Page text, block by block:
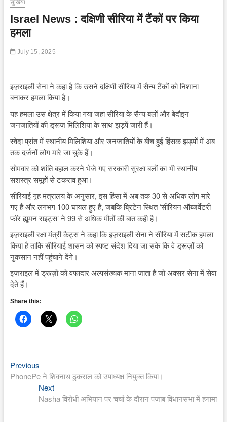
सुर्खियां
Israel News : दक्षिणी सीरिया में टैंकों पर किया
हमला
July 15, 2025
इज़राइली सेना ने कहा है कि उसने दक्षिणी सीरिया में सैन्य टैंकों को निशाना
बनाकर हमला किया है।
यह हमला उस क्षेत्र में किया गया जहां सीरिया के सैन्य बलों और बेदौइन
जनजातियों की ड्रूज़ मिलिशिया के साथ झड़पें जारी हैं।
स्वेदा प्रांत में स्थानीय मिलिशिया और जनजातियों के बीच हुई हिंसक झड़पों में अब
तक दर्जनों लोग मारे जा चुके हैं।
सोमवार को शांति बहाल करने भेजे गए सरकारी सुरक्षा बलों का भी स्थानीय
सशस्त्र समूहों से टकराव हुआ।
सीरियाई गृह मंत्रालय के अनुसार, इस हिंसा में अब तक 30 से अधिक लोग मारे
गए हैं और लगभग 100 घायल हुए हैं, जबकि ब्रिटेन स्थित ‘सीरियन ऑब्जर्वेटरी
फॉर ह्यूमन राइट्स’ ने 99 से अधिक मौतों की बात कही है।
इज़राइली रक्षा मंत्री कैट्स ने कहा कि इज़राइली सेना ने सीरिया में सटीक हमला
किया है ताकि सीरियाई शासन को स्पष्ट संदेश दिया जा सके कि वे ड्रूज़ों को
नुकसान नहीं पहुंचाने देंगे।
इज़राइल में ड्रूज़ों को वफादार अल्पसंख्यक माना जाता है जो अक्सर सेना में सेवा
देते हैं।
Share this:
Post
navigation
PreviousPrevious
post:
PhonePe ने शिवनाथ ठुकराल को उपाध्यक्ष नियुक्त किया।
NextNext
post:
Nasha विरोधी अभियान पर चर्चा के दौरान पंजाब विधानसभा में हंगामा